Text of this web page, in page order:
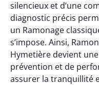
silencieux et d’une
diagnostic précis
un Ramonage
s’impose. Ainsi,
Hymetière devient
prévention et de
assurer la tranquillité